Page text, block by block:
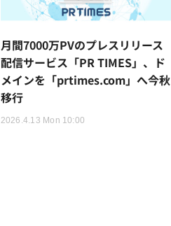
月間7000万PVのプレスリリース
配信サービス「PR TIMES」、ド
メインを「prtimes.com」へ今秋
移行
2026.4.13 Mon 10:00